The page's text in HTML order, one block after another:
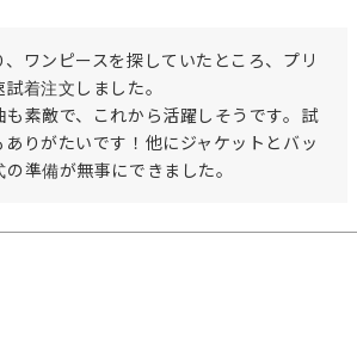
ワンピースを探していたところ、プリ
着注文しました。
も素敵で、これから活躍しそうです。試
りがたいです！他にジャケットとバッ
準備が無事にできました。